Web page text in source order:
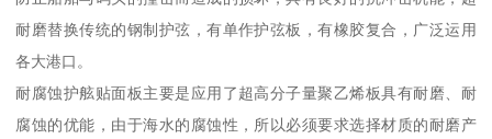
耐磨替换传统的钢制护弦，有单作护弦板，有橡胶复合，广泛运用
各大港口。
耐腐蚀护舷贴面板主要是应用了超高分子量聚乙烯板具有耐磨、耐
腐蚀的优能，由于海水的腐蚀性，所以必须要求选择材质的耐磨产